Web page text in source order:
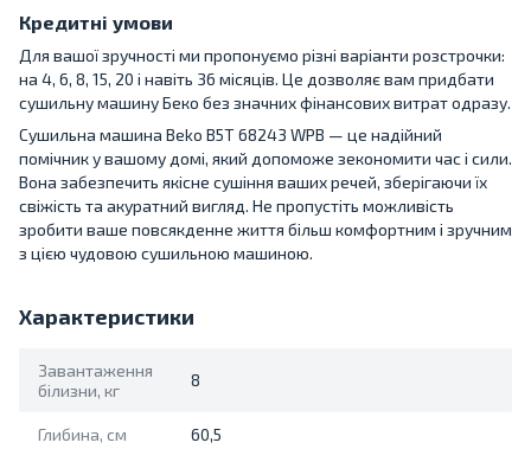
Кредитні умови
Для вашої зручності ми пропонуємо різні варіанти розстрочки:
на 4, 6, 8, 15, 20 і навіть 36 місяців. Це дозволяє вам придбати
сушильну машину Беко без значних фінансових витрат одразу.
Сушильна машина Beko B5T 68243 WPB — це надійний
помічник у вашому домі, який допоможе зекономити час і сили.
Вона забезпечить якісне сушіння ваших речей, зберігаючи їх
свіжість та акуратний вигляд. Не пропустіть можливість
зробити ваше повсякденне життя більш комфортним і зручним
з цією чудовою сушильною машиною.
Характеристики
Завантаження
білизни, кг
8
Глибина, см 60,5